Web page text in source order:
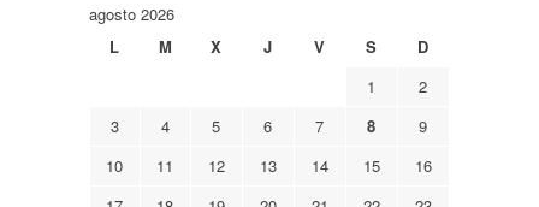
agosto 2026
L
M X J V S
D
1
2
3
4 5 6 7 8
9
10
11 12 13 14 15
16